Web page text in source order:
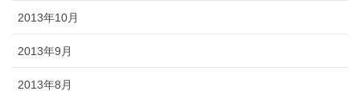
2013年10月
2013年9月
2013年8月